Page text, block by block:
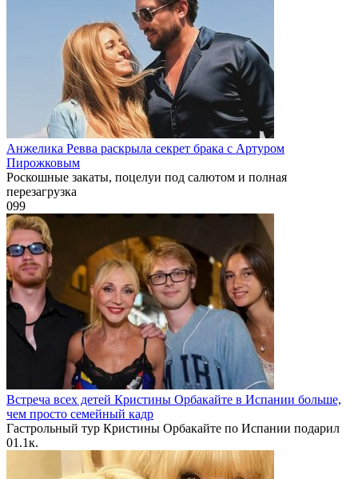
Анжелика Ревва раскрыла секрет брака с Артуром
Пирожковым
Роскошные закаты, поцелуи под салютом и полная
перезагрузка
099
Встреча всех детей Кристины Орбакайте в Испании больше,
чем просто семейный кадр
Гастрольный тур Кристины Орбакайте по Испании подарил
01.1к.